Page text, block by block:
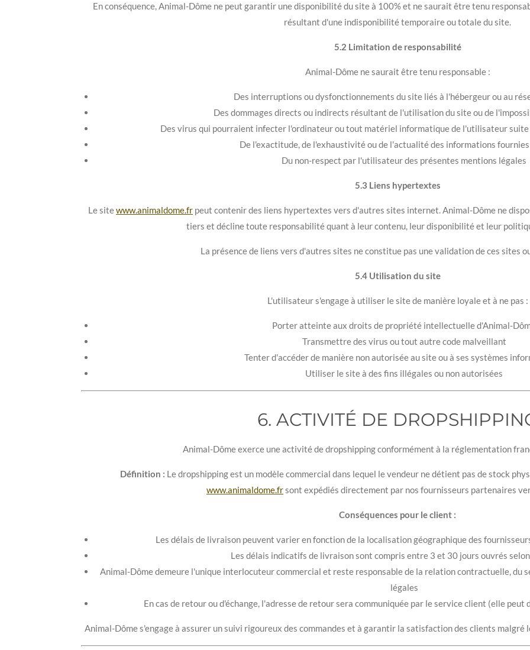
En conséquence, Animal-Dôme ne peut garantir une disponibilité du site à 100% et ne saurait être tenu
résultant d'une indisponibilité temporaire ou totale du site.
5.2 Limitation de responsabilité
Animal-Dôme ne saurait être tenu responsable :
Des interruptions ou dysfonctionnements du site liés à l'hébergeur ou au
Des dommages directs ou indirects résultant de l'utilisation du site ou de
Des virus qui pourraient infecter l'ordinateur ou tout matériel informatique de l'utilisateur
De l'exactitude, de l'exhaustivité ou de l'actualité des informations
Du non-respect par l'utilisateur des présentes mentions légales
5.3 Liens hypertextes
Le sitewww.animaldome.fr peut contenir des liens hypertextes vers d'autres sites internet. Animal-Dôme ne
tiers et décline toute responsabilité quant à leur contenu, leur disponibilité et leur
La présence de liens vers d'autres sites ne constitue pas une validation de ces sites
5.4 Utilisation du site
L'utilisateur s'engage à utiliser le site de manière loyale et à ne pas :
Porter atteinte aux droits de propriété intellectuelle d'Animal-
Transmettre des virus ou tout autre code malveillant
Tenter d'accéder de manière non autorisée au site ou à ses systèmes
Utiliser le site à des fins illégales ou non autorisées
6. ACTIVITÉ DE
Animal-Dôme exerce une activité de dropshipping conformément à la réglementation
Définition : Le dropshipping est un modèle commercial dans lequel le vendeur ne détient pas de stock
www.animaldome.frsont expédiés directement par nos fournisseurs partenaires
Conséquences pour le client :
Les délais de livraison peuvent varier en fonction de la localisation géographique des
Les délais indicatifs de livraison sont compris entre 3 et 30 jours ouvrés
Animal-Dôme demeure l'unique interlocuteur commercial et reste responsable de la relation contractuelle, du
légales
En cas de retour ou d'échange, l'adresse de retour sera communiquée par le service client (elle peut
Animal-Dôme s'engage à assurer un suivi rigoureux des commandes et à garantir la satisfaction des clients malgré